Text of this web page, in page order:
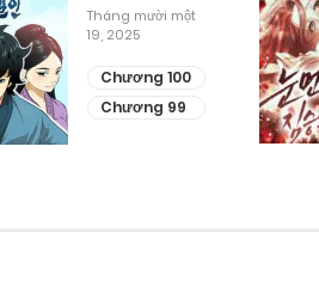
Tháng 9 27, 2025
Tháng 9 27, 2025
Tháng mười một
19, 2025
Chương 100
Chương 99